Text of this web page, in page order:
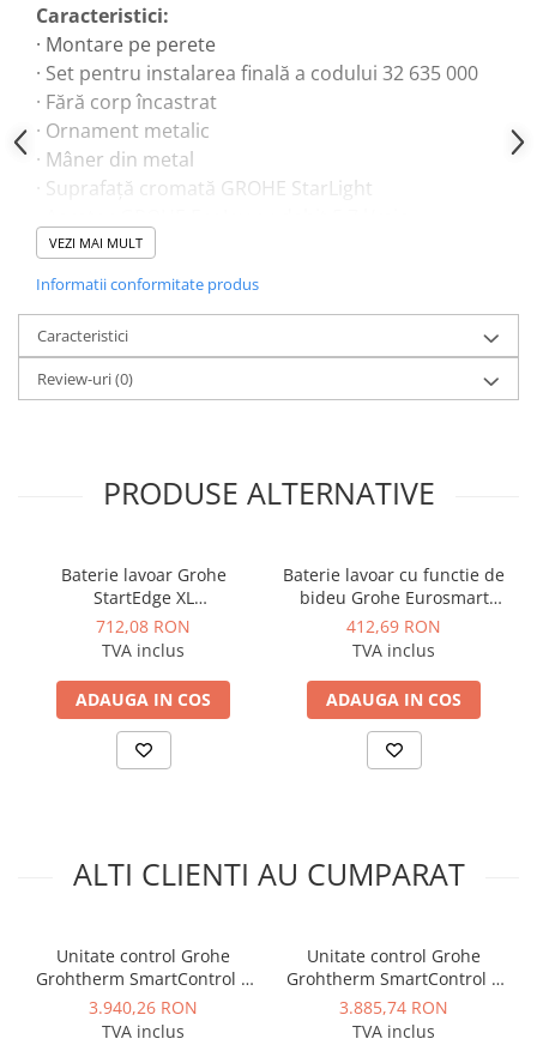
Ventilatoare pentru baie
Ventilatoare pentru tubulatura
Filtrare si odorizare aer
Recuperatoare de caldura
Accesorii echipamente de
ventilatie si climatizare
Instalatii de apa si canalizare
Alimentare cu apa
Canalizare interioara
Canalizare exterioara
Canalizare pluviala
Distributie apa
Fitinguri gaz
Aparate sudura si dispozitive gaz
Izolatii tehnice
Izolatii pentru aer conditionat
Izolatii pentru sisteme solare
Izolatii pentru tevi si conducte
Polistiren expandat
automatizare
Automatizari panouri solare
Manometre, presostate si
termostate
Regulatoare electronice
Caracteristici:
· Montare pe perete
· Set pentru instalarea finală a codului 32 635 000
· Fără corp încastrat
· Ornament metalic
· Mâner din metal
· Suprafaţă cromată GROHE StarLight
· Aerator reglabil GROHE AquaGuide
· Distanţa între axe 110 mm
· Presiunea minimă recomandată 1.0 bar
VEZI MAI MULT
Informatii conformitate produs
Caracteristici
Review-uri(0)
PRODUSE ALTERNATIVE
Baterie lavoar Grohe
StartEdge XL
monocomanda, cartus
ceramic, evacuare cu
712,08 RON
TVA inclus
ADAUGA IN COS
Baterie lavoar cu functie de
bideu Grohe Eurosmart
New, crom
412,69 RON
TVA inclus
ADAUGA IN COS
ALTI CLIENTI AU CUMPARAT
Unitate control Grohe
Grohtherm SmartControl 3
iesiri, termostat, apasare si
rotire, masca metalica, filtru
3.940,26 RON
TVA inclus
Unitate control Grohe
Grohtherm SmartControl 2
iesiri, termostat, apasare si
rotire, masca metalica, filtru
3.885,74 RON
TVA inclus